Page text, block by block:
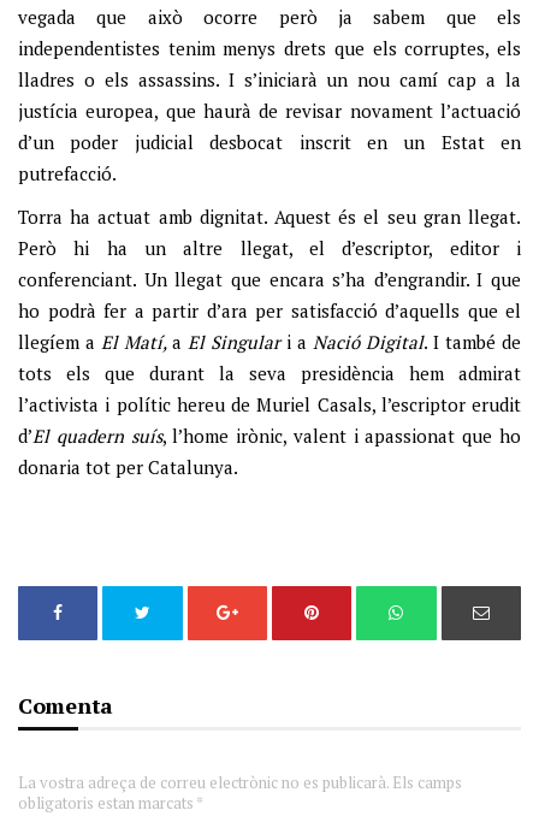
vegada que això ocorre però ja sabem que els
independentistes tenim menys drets que els corruptes, els
lladres o els assassins. I s’iniciarà un nou camí cap a la
justícia europea, que haurà de revisar novament l’actuació
d’un poder judicial desbocat inscrit en un Estat en
putrefacció.
Torra ha actuat amb dignitat. Aquest és el seu gran llegat.
Però hi ha un altre llegat, el d’escriptor, editor i
conferenciant. Un llegat que encara s’ha d’engrandir. I que
ho podrà fer a partir d’ara per satisfacció d’aquells que el
llegíem a El Matí, a El Singular i a Nació Digital. I també de
tots els que durant la seva presidència hem admirat
l’activista i polític hereu de Muriel Casals, l’escriptor erudit
d’El quadern suís, l’home irònic, valent i apassionat que ho
donaria tot per Catalunya.
Comenta
La vostra adreça de correu electrònic no es publicarà. Els camps
obligatoris estan marcats *